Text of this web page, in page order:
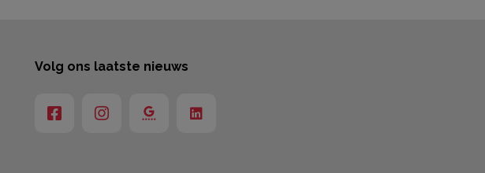
Volg ons laatste nieuws